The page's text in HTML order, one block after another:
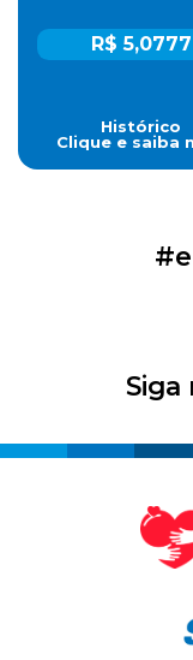
R$ 5,0777
Histórico
Clique e saiba
Siga